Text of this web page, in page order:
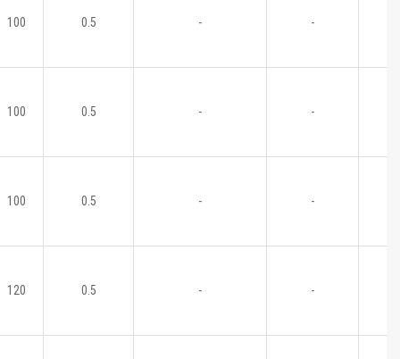
100 0.5 - -
100 0.5 - -
100 0.5 - -
120 0.5 - -